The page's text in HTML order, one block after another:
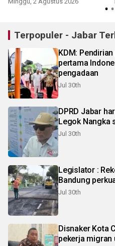
Terpopuler - Jabar
KDM:
pertama
pengadaan
Jul 30th
DPRD Jabar
Legok Nangka
Jul 30th
Legislator : Rekonstruksi Jalan Soreang-
Bandung
Jul 30th
Disnaker Kota
pekerja migran